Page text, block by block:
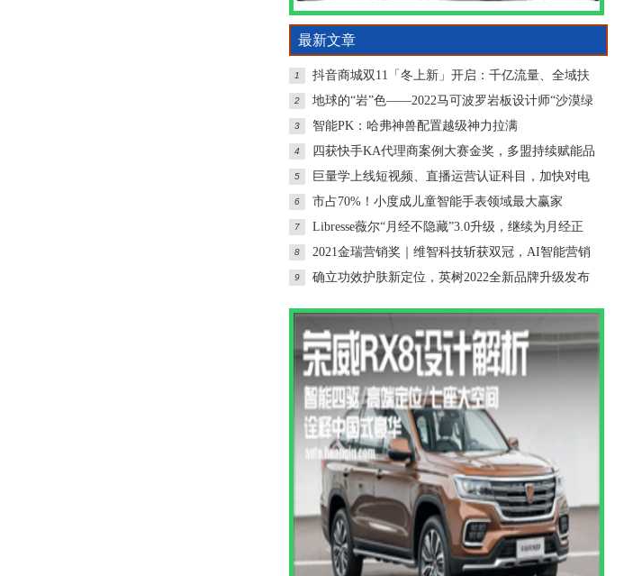
最新文章
1
抖音商城双11「冬上新」开启：千亿流量、全域扶
持
2 地球的“岩”色——2022马可波罗岩板设计师“沙漠绿
3 智能PK：哈弗神兽配置越级神力拉满
4
四获快手KA代理商案例大赛金奖，多盟持续赋能品
牌
5
巨量学上线短视频、直播运营认证科目，加快对电
商
6 市占70%！小度成儿童智能手表领域最大赢家
7
Libresse薇尔“月经不隐藏”3.0升级，继续为月经正
名
8
2021金瑞营销奖｜维智科技斩获双冠，AI智能营销
产品
9
确立功效护肤新定位，英树2022全新品牌升级发布